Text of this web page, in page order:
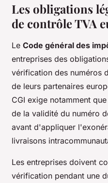
Les obligations
de contrôle TVA
Le Code général des
entreprises des
vérification des numéros
de leurs partenaires
CGI exige notamment
de la validité du numéro
avant d'appliquer
livraisons
Les entreprises doivent
vérification pendant une